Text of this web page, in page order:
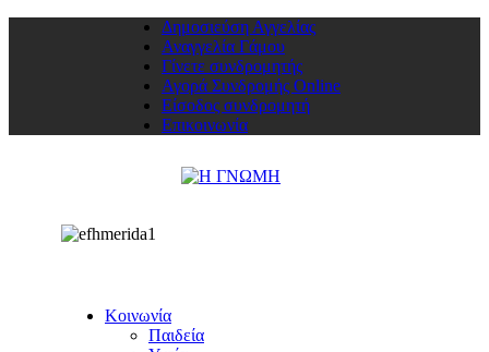
Δημοσιεύση Αγγελίας
Αναγγελία Γάμου
Γίνετε συνδρομητής
Αγορά Συνδρομής Online
Είσοδος συνδρομητή
Επικοινωνία
Κοινωνία
Παιδεία